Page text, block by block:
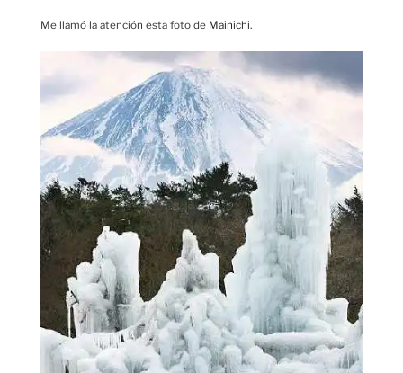
Me llamó la atención esta foto de Mainichi.